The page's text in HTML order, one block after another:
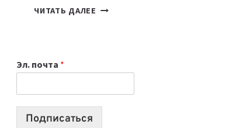
ЧИТАТЬ ДАЛЕЕ КАКОЙ
2026:
10
Эл. почта *
Подписаться